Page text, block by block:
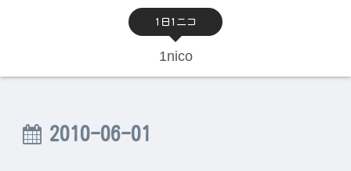
1日1ニコ
1nico
2010-06-01